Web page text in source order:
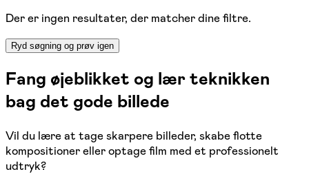
Der er ingen resultater, der matcher dine filtre.
Ryd søgning og prøv igen
Fang øjeblikket og lær teknikken
bag det gode billede
Vil du lære at tage skarpere billeder, skabe flotte
kompositioner eller optage film med et professionelt
udtryk?